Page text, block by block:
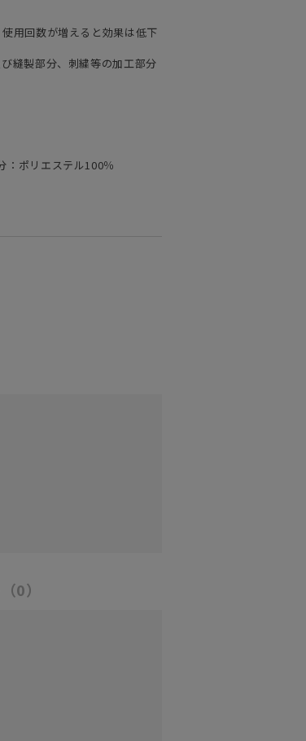
用回数が増えると効果は低下
縫製部分、刺繍等の加工部分
ポリエステル100％
（0）